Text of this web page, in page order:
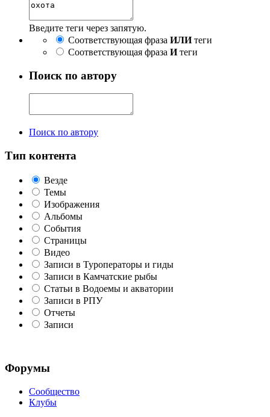
Введите теги через запятую.
Соответствующая фраза ИЛИтеги
Соответствующая фраза Итеги
Поиск по автору
Поиск по автору
Тип контента
Везде
Темы
Изображения
Альбомы
События
Страницы
Видео
Записи в Туроператоры и гиды
Записи в Камчатские рыбы
Статьи в Водоемы и акватории
Записи в РПУ
Отчеты
Записи
Форумы
Сообщество
Клубы